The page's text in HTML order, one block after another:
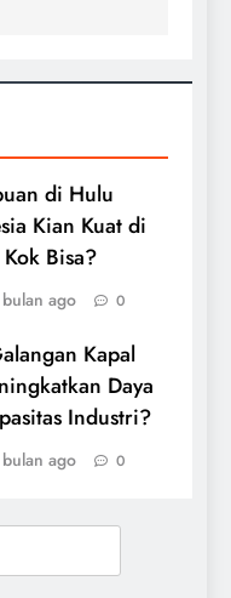
di Hulu
Kian Kuat di
Bisa?
ago 0
Kapal
Daya
Industri?
ago 0